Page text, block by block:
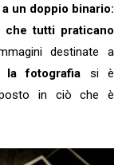
un doppio binario:
che tutti praticano
destinate a
la fotografia si è
in ciò che è